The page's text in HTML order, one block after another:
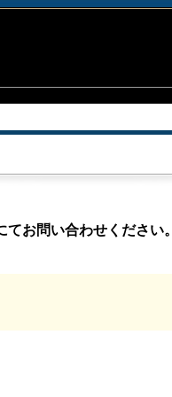
お問い合わせください。